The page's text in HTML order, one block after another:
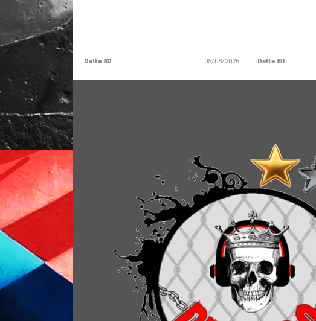
Delta 80 05/08/2026 Delta 80